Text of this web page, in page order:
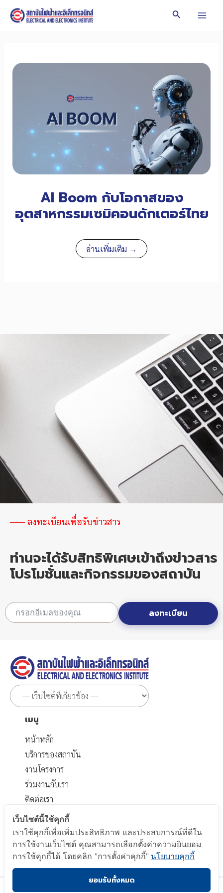
Search
AI Boom กับโอกาสของ
อุตสาหกรรมเซมิคอนดักเตอร์ไทย
อ่านเพิ่มเติม →
ลงทะเบียนเพื่อรับข่าวสาร
ท่านจะได้รับสิทธิพิเศษเข้าถึงข่าวสาร
โปรโมชั่นและกิจกรรมของสถาบัน
ลงทะเบียน
เมนู
หน้าหลัก
บริการของสถาบัน
งานโครงการ
ร่วมงานกับเรา
ติดต่อเรา
เอกสารที่เกี่ยวข้อง
นโยบายส่วนบุคคล
นโยบาย Cookie
เว็บไซต์นี้ใช้คุกกี้
เราใช้คุกกี้เพื่อเพิ่มประสิทธิภาพ และประสบการณ์ที่ดีใน
การใช้งานเว็บไซต์ คุณสามารถเลือกตั้งค่าความยินยอม
การใช้คุกกี้ได้ โดยคลิก "การตั้งค่าคุกกี้" นโยบายคุกกี้
ยอมรับทั้งหมด